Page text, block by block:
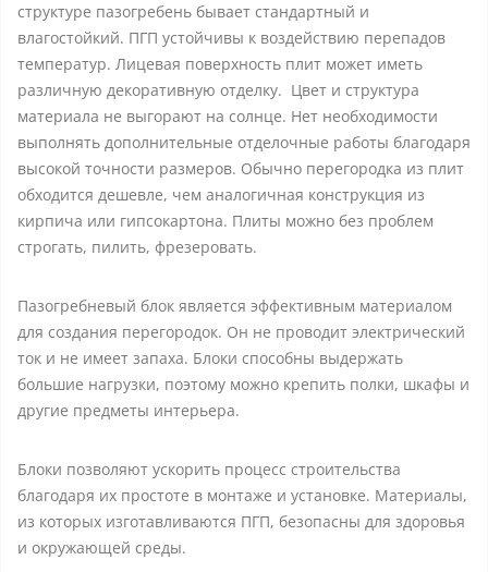
структуре пазогребень бывает стандартный и
влагостойкий. ПГП устойчивы к воздействию перепадов
температур. Лицевая поверхность плит может иметь
различную декоративную отделку. Цвет и структура
материала не выгорают на солнце. Нет необходимости
выполнять дополнительные отделочные работы благодаря
высокой точности размеров. Обычно перегородка из плит
обходится дешевле, чем аналогичная конструкция из
кирпича или гипсокартона. Плиты можно без проблем
строгать, пилить, фрезеровать.
Пазогребневый блок является эффективным материалом
для создания перегородок. Он не проводит электрический
ток и не имеет запаха. Блоки способны выдержать
большие нагрузки, поэтому можно крепить полки, шкафы и
другие предметы интерьера.
Блоки позволяют ускорить процесс строительства
благодаря их простоте в монтаже и установке. Материалы,
из которых изготавливаются ПГП, безопасны для здоровья
и окружающей среды.